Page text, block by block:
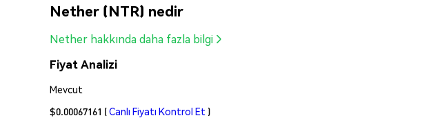
Nether (NTR) nedir
Nether hakkında daha fazla bilgi
Fiyat Analizi
Mevcut
$0.00067161 (Canlı Fiyatı Kontrol Et )